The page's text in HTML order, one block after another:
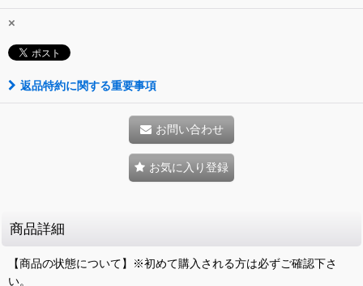
×
返品特約に関する重要事項
お問い合わせ
お気に入り登録
商品詳細
【商品の状態について】※初めて購入される方は必ずご確認下さ
い。